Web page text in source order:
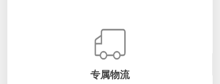
专属物流